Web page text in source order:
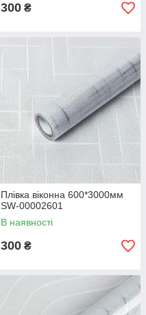
300 ₴
Плівка віконна 600*3000мм
SW-00002601
В наявності
300 ₴